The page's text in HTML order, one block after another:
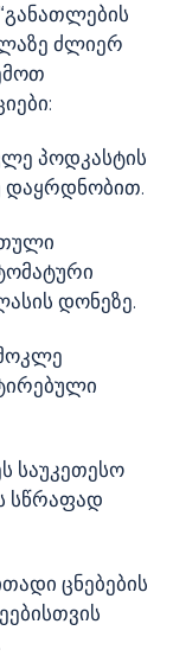
ძლიერ
პოდკასტის
დაყრდნობით.
დონეზე.
საუკეთესო
სწრაფად
ცნებების